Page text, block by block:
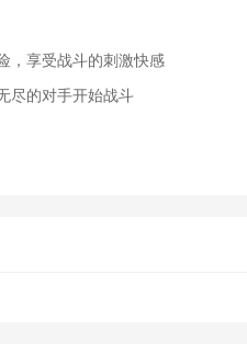
，享受战斗的刺激快感
尽的对手开始战斗